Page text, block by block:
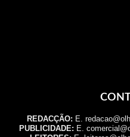
REDACÇÃO: E.
PUBLICIDADE: E.